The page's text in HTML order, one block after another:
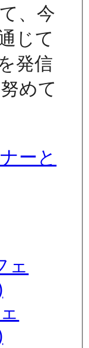
、今
じて
発信
めて
ーと